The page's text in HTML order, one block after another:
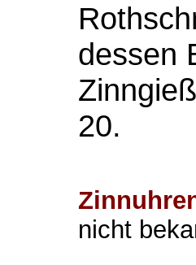
dessen
20.
nicht